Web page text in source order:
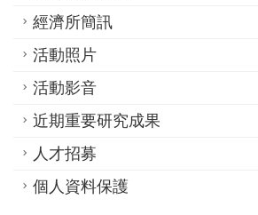
經濟所簡訊
活動照片
活動影音
近期重要研究成果
人才招募
個人資料保護